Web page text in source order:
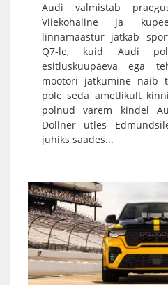
Audi valmistab
Viiekohaline ja
linnamaastur jätkab
Q7-le, kuid Audi
esitluskuupäeva ega
mootori jätkumine näib
pole seda ametlikult
polnud varem kindel
Döllner ütles
juhiks saades...